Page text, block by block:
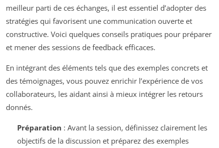
meilleur parti de ces échanges, il est essentiel d’adopter des
stratégies qui favorisent une communication ouverte et
constructive. Voici quelques conseils pratiques pour préparer
et mener des sessions de feedback efficaces.
En intégrant des éléments tels que des exemples concrets et
des témoignages, vous pouvez enrichir l’expérience de vos
collaborateurs, les aidant ainsi à mieux intégrer les retours
donnés.
Préparation : Avant la session, définissez clairement les
objectifs de la discussion et préparez des exemples